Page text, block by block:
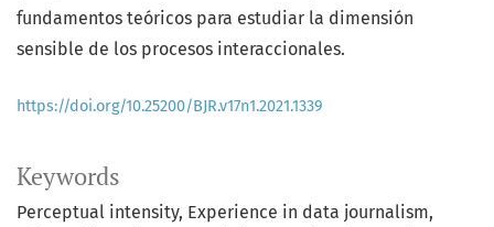
Keywords
Perceptual intensity Experience in data journalism
fundamentos teóricos para estudiar la dimensión
sensible de los procesos interaccionales.
https://doi.org/10.25200/BJR.v17n1.2021.1339